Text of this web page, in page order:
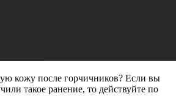
кожу после горчичников? Если вы
такое ранение, то действуйте по